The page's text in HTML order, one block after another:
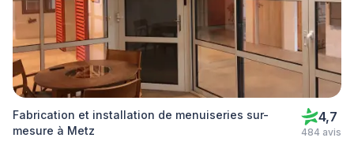
Fabrication et installation de menuiseries sur-
mesure à Metz
4,7
484 avis